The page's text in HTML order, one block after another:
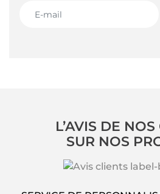
L’AVIS DE
SUR NOS